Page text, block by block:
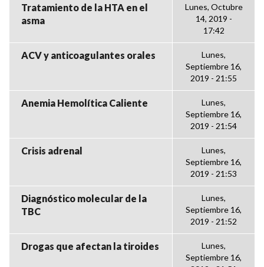
Tratamiento de la HTA en el
asma
Lunes, Octubre
14, 2019 -
17:42
ACV y anticoagulantes orales
Lunes,
Septiembre 16,
2019 - 21:55
Anemia Hemolítica Caliente
Lunes,
Septiembre 16,
2019 - 21:54
Crisis adrenal
Lunes,
Septiembre 16,
2019 - 21:53
Diagnóstico molecular de la
TBC
Lunes,
Septiembre 16,
2019 - 21:52
Drogas que afectan la tiroides
Lunes,
Septiembre 16,